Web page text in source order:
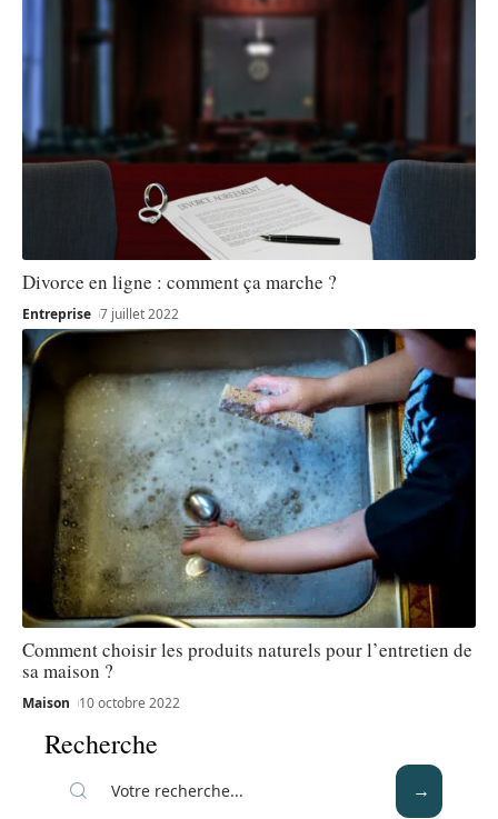
Divorce en ligne : comment ça marche ?
Entreprise 7 juillet 2022
Comment choisir les produits naturels pour l’entretien de
sa maison ?
Maison 10 octobre 2022
Recherche